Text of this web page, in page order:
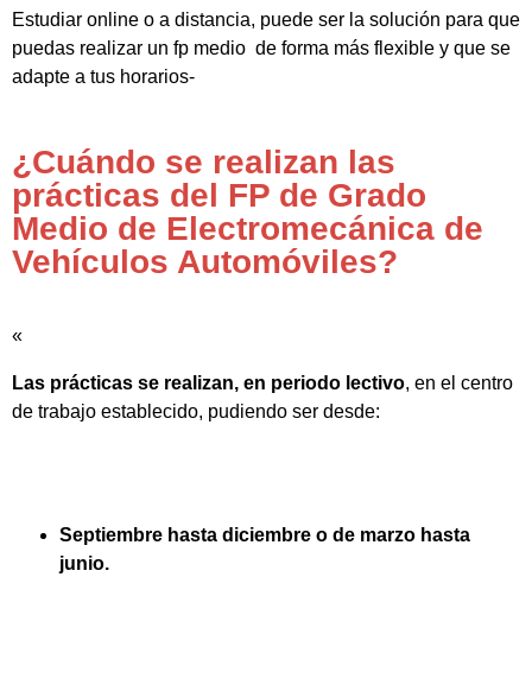
Estudiar online o a distancia, puede ser la solución para que
puedas realizar un fp medio de forma más flexible y que se
adapte a tus horarios-
¿Cuándo se realizan las
prácticas del FP de Grado
Medio de Electromecánica de
Vehículos Automóviles?
«
Las prácticas se realizan, en periodo lectivo, en el centro
de trabajo establecido, pudiendo ser desde:
Septiembre hasta diciembre o de marzo hasta
junio.